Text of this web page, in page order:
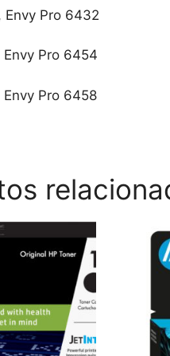
Envy Pro 6432
Pro 6454
Pro 6458